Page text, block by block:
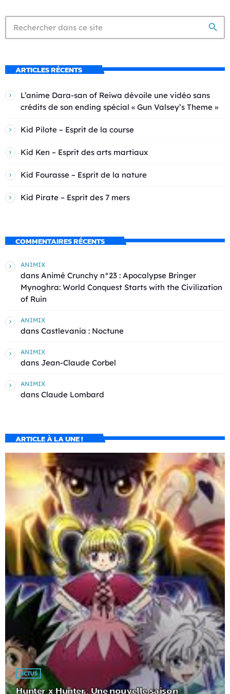
search
ARTICLES RÉCENTS
L’anime Dara-san of Reiwa dévoile une vidéo sans
crédits de son ending spécial « Gun Valsey’s Theme »
Kid Pilote – Esprit de la course
Kid Ken – Esprit des arts martiaux
Kid Fourasse – Esprit de la nature
Kid Pirate – Esprit des 7 mers
COMMENTAIRES RÉCENTS
ANIMIX
dans Animé Crunchy n°23 : Apocalypse Bringer
Mynoghra: World Conquest Starts with the Civilization
of Ruin
ANIMIX
dans Castlevania : Noctune
ANIMIX
dans Jean-Claude Corbel
ANIMIX
dans Claude Lombard
ARTICLE À LA UNE !
ACTUS
Hunter x Hunter : Une nouvelle saison